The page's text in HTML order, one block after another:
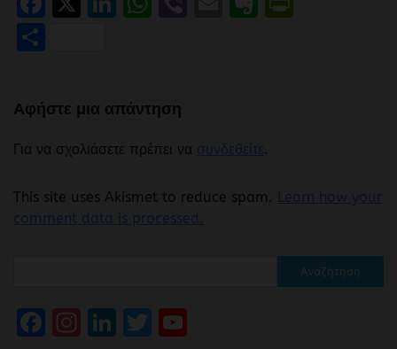
Αφήστε μια απάντηση
Για να σχολιάσετε πρέπει να .
This site uses Akismet to reduce spam.
Αναζήτηση
Facebook
Instagram
LinkedIn
Twitter